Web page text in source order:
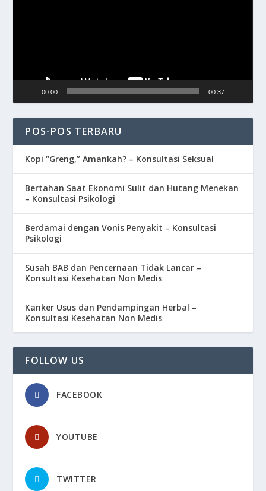
00:00 00:37
POS-POS TERBARU
Kopi “Greng,” Amankah? – Konsultasi Seksual
Bertahan Saat Ekonomi Sulit dan Hutang Menekan
– Konsultasi Psikologi
Berdamai dengan Vonis Penyakit – Konsultasi
Psikologi
Susah BAB dan Pencernaan Tidak Lancar –
Konsultasi Kesehatan Non Medis
Kanker Usus dan Pendampingan Herbal –
Konsultasi Kesehatan Non Medis
FOLLOW US
FACEBOOK
YOUTUBE
TWITTER